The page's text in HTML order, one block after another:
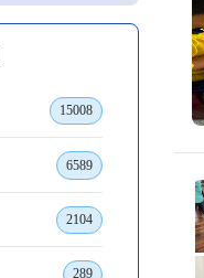
15008
6589
2104
289